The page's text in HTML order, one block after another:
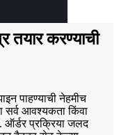
तयार करण्याची
पाहण्याची नेहमीच
सर्व आवश्यकता किंवा
ऑर्डर प्रक्रिया जलद